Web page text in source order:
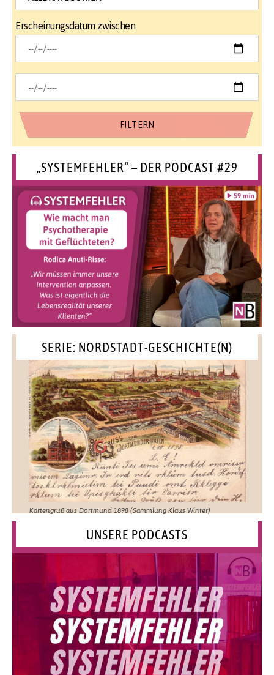
Erscheinungsdatum zwischen
„SYSTEMFEHLER“ – DER PODCAST #29
SERIE: NORDSTADT-GESCHICHTE(N)
Kartengruß aus Dortmund 1898 (Sammlung Klaus Winter)
UNSERE PODCASTS